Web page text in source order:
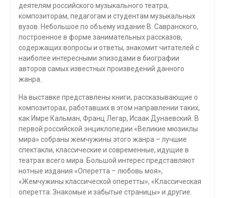
деятелям российского музыкального театра,
композиторам, педагогам и студентам музыкальных
вузов. Небольшое по объему издание В. Савранского,
построенное в форме занимательных рассказов,
содержащих вопросы и ответы, знакомит читателей с
наиболее интересными эпизодами в биографии
авторов самых известных произведений данного
жанра.
На выставке представлены книги, рассказывающие о
композиторах, работавших в этом направлении таких,
как Имре Кальман, Франц Легар, Исаак Дунаевский. В
первой российской энциклопедии «Великие мюзиклы
мира» собраны жемчужины этого жанра – лучшие
спектакли, классические и современные, идущие в
театрах всего мира. Большой интерес представляют
нотные издания «Оперетта – любовь моя»,
«Жемчужины классической оперетты», «Классическая
оперетта. Знакомые и забытые страницы» и другие.